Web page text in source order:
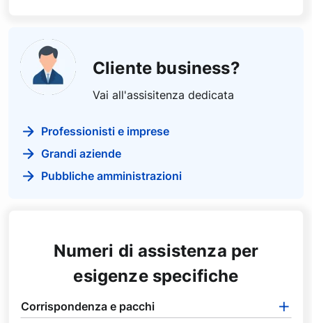
Cliente business?
Vai all'assisitenza dedicata
Professionisti e imprese
Grandi aziende
Pubbliche amministrazioni
Numeri di assistenza per
esigenze specifiche
Corrispondenza e pacchi